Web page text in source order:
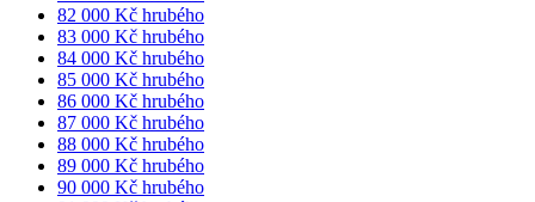
82 000 Kč hrubého
83 000 Kč hrubého
84 000 Kč hrubého
85 000 Kč hrubého
86 000 Kč hrubého
87 000 Kč hrubého
88 000 Kč hrubého
89 000 Kč hrubého
90 000 Kč hrubého